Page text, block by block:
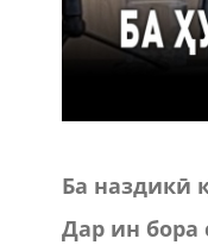
Ба наздикӣ
Дар ин бора